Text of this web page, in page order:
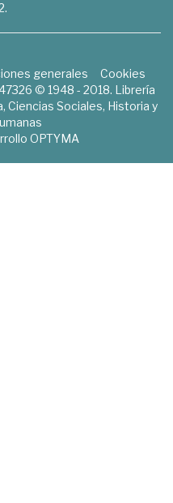
generales
Cookies
© 1948 - 2018. Librería
Ciencias Sociales, Historia y
OPTYMA